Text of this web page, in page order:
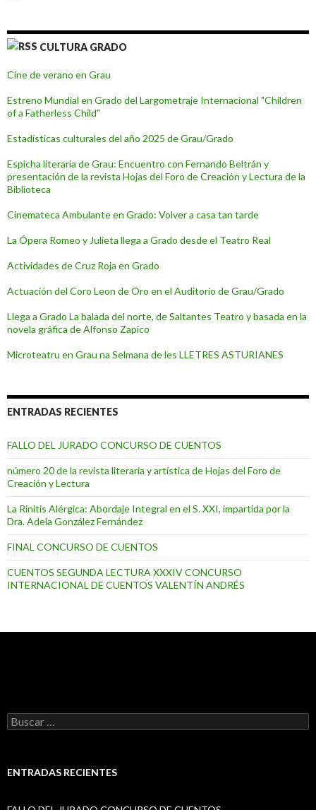
CULTURA GRADO
Cine de verano en Grau
Estreno Mundial en Grado del Largometraje Internacional "Children
of a Fatherless Child"
Estadísticas culturales del año 2025 de Grau/Grado
Espicha literaria de Grau: Encuentro con Fernando Beltrán y
presentación de la revista Hojas del Foro de Creación y Lectura de la
Biblioteca
Cinemateca Ambulante en Grado: Volver a casa tan tarde
La Ópera Romeo y Julieta llega a Grado desde el Teatro Real
Actividades de Cruz Roja en Grado
Actuación del Coro Leon de Oro en el Auditorio de Grau/Grado
Llega a Grado La balada del norte, de Saltantes Teatro y basada en la
novela gráfica de Alfonso Zapico
Microteatru en Grau na Selmana de les LLETRES ASTURIANES
ENTRADAS RECIENTES
FALLO DEL JURADO CONCURSO DE CUENTOS
número 20 de la revista literaria y artística de Hojas del Foro de
Creación y Lectura
La Rinitis Alérgica: Abordaje Integral en el S. XXI, impartida por la
Dra. Adela González Fernández
FINAL CONCURSO DE CUENTOS
CUENTOS SEGUNDA LECTURA XXXIV CONCURSO
INTERNACIONAL DE CUENTOS VALENTÍN ANDRÉS
B
u
a
ENTRADAS RECIENTES